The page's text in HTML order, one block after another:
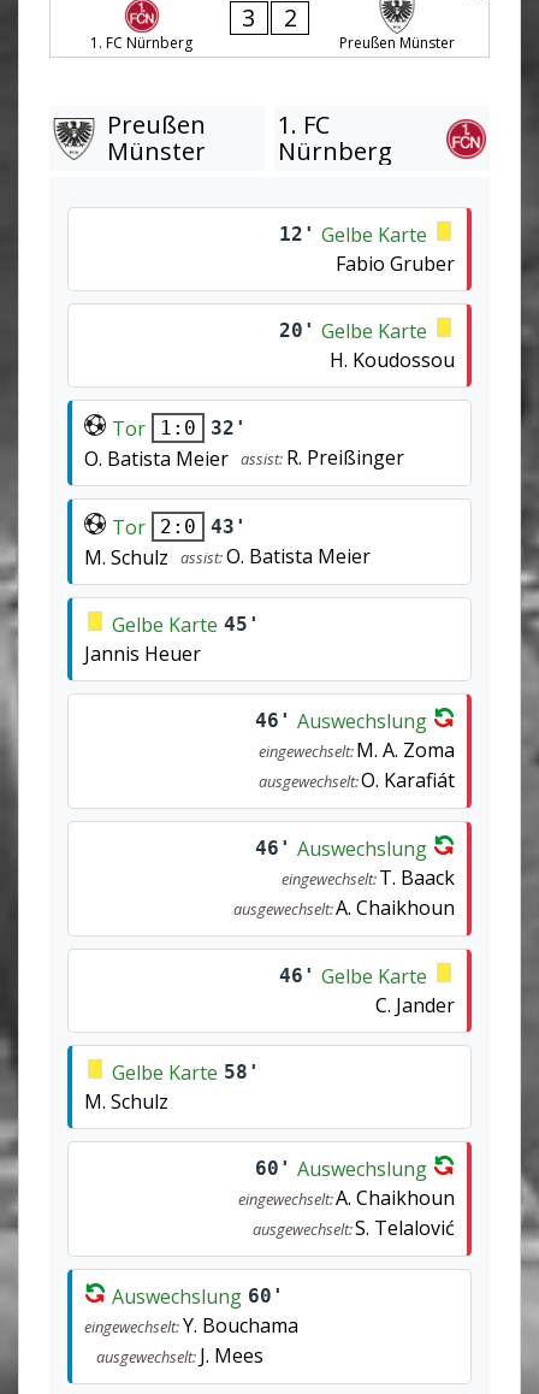
1. FC Nürnberg
3 2
Preußen Münster
Preußen
Münster
1. FC
Nürnberg
12' Gelbe Karte
Fabio Gruber
20' Gelbe Karte
H. Koudossou
Tor 1:0 32'
O. Batista Meier assist: R. Preißinger
Tor 2:0 43'
M. Schulz assist:O. Batista Meier
Gelbe Karte 45'
Jannis Heuer
46' Auswechslung
eingewechselt:M. A. Zoma
ausgewechselt:O. Karafiát
46' Auswechslung
eingewechselt:T. Baack
ausgewechselt:A. Chaikhoun
46' Gelbe Karte
C. Jander
Gelbe Karte 58'
M. Schulz
60' Auswechslung
eingewechselt:A. Chaikhoun
ausgewechselt:S. Telalović
Auswechslung 60'
eingewechselt:Y. Bouchama
ausgewechselt: J. Mees